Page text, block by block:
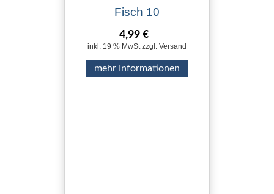
Fisch 10
4,99 €
inkl. 19 % MwSt zzgl. Versand
mehr Informationen